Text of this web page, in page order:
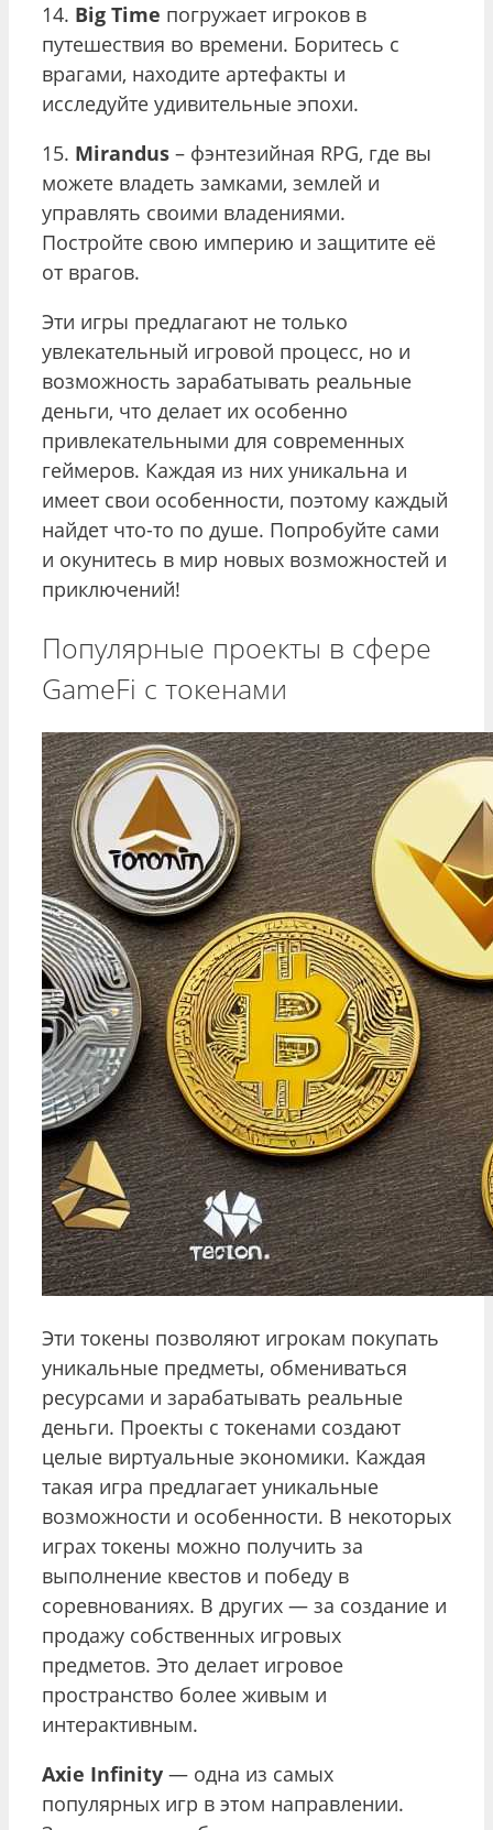
14. Big Time погружает игроков в
путешествия во времени. Боритесь с
врагами, находите артефакты и
исследуйте удивительные эпохи.
15. Mirandus – фэнтезийная RPG, где вы
можете владеть замками, землей и
управлять своими владениями.
Постройте свою империю и защитите её
от врагов.
Эти игры предлагают не только
увлекательный игровой процесс, но и
возможность зарабатывать реальные
деньги, что делает их особенно
привлекательными для современных
геймеров. Каждая из них уникальна и
имеет свои особенности, поэтому каждый
найдет что-то по душе. Попробуйте сами
и окунитесь в мир новых возможностей и
приключений!
Популярные проекты в сфере
GameFi с токенами
Эти токены позволяют игрокам покупать
уникальные предметы, обмениваться
ресурсами и зарабатывать реальные
деньги. Проекты с токенами создают
целые виртуальные экономики. Каждая
такая игра предлагает уникальные
возможности и особенности. В некоторых
играх токены можно получить за
выполнение квестов и победу в
соревнованиях. В других — за создание и
продажу собственных игровых
предметов. Это делает игровое
пространство более живым и
интерактивным.
Axie Infinity — одна из самых
популярных игр в этом направлении.